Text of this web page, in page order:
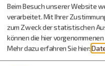
Beim Besuch unserer Website
verarbeitet. Mit Ihrer
zum Zweck der statistischen
können die hier
Mehr dazu erfahren Sie hier: